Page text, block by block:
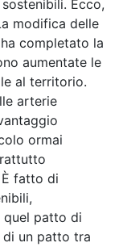
Ecco,
modifica delle
completato la
aumentate le
al territorio.
arterie
ormai
fatto di
quel patto di
un patto tra